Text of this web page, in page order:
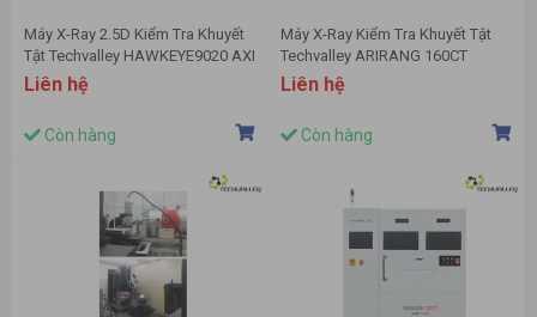
Máy X-Ray 2.5D Kiểm Tra Khuyết
Tật Techvalley HAWKEYE9020 AXI
Liên hệ
Còn hàng
Máy X-Ray Kiểm Tra Khuyết Tật
Techvalley ARIRANG 160CT
Liên hệ
Còn hàng